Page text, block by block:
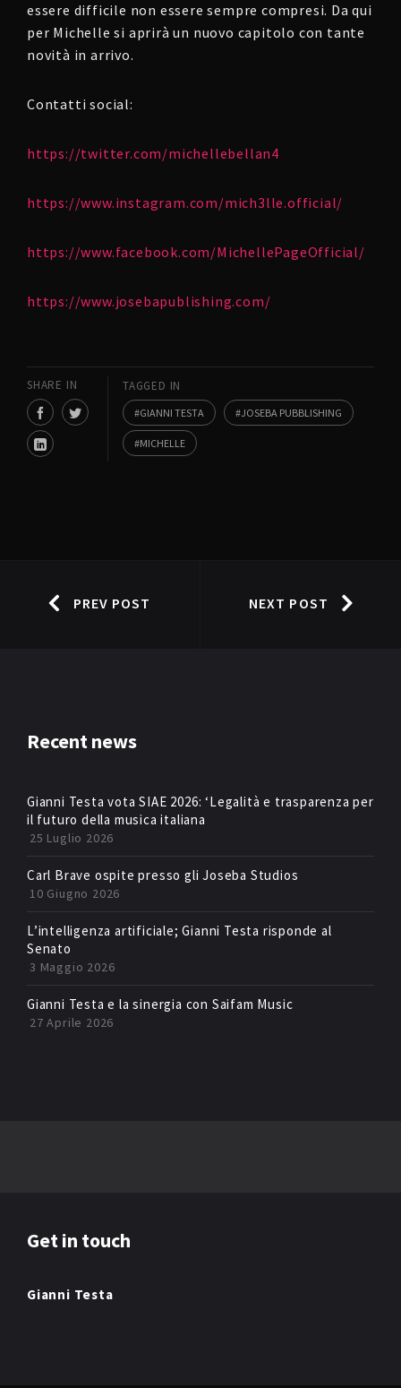
essere difficile non essere sempre compresi. Da qui
per Michelle si aprirà un nuovo capitolo con tante
novità in arrivo.
Contatti social:
https://twitter.com/michellebellan4
https://www.instagram.com/mich3lle.official/
https://www.facebook.com/MichellePageOfficial/
https://www.josebapublishing.com/
SHARE IN TAGGED IN
GIANNI TESTA JOSEBA PUBBLISHING
MICHELLE
PREV POST NEXT POST
Recent news
Gianni Testa vota SIAE 2026: ‘Legalità e trasparenza per
il futuro della musica italiana
25 Luglio 2026
Carl Brave ospite presso gli Joseba Studios
10 Giugno 2026
L’intelligenza artificiale; Gianni Testa risponde al
Senato
3 Maggio 2026
Gianni Testa e la sinergia con Saifam Music
27 Aprile 2026
Get in touch
Gianni Testa